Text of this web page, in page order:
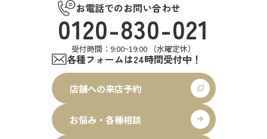
お電話でのお問い合わせ
0120-830-021
受付時間：9:00~19:00 （水曜定休）
各種フォームは24時間受付中！
店舗への来店予約
お悩み・各種相談